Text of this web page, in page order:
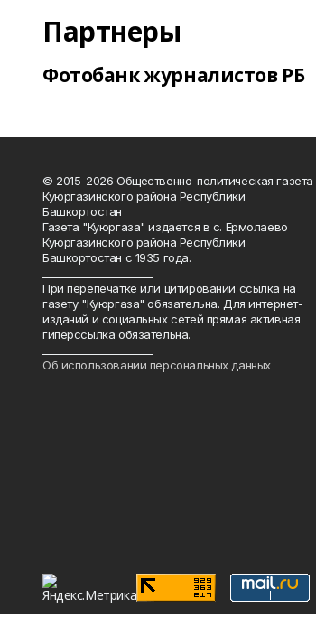
Партнеры
Фотобанк журналистов РБ
© 2015-2026 Общественно-политическая газета
Куюргазинского района Республики
Башкортостан
Газета "Куюргаза" издается в с. Ермолаево
Куюргазинского района Республики
Башкортостан с 1935 года.
При перепечатке или цитировании ссылка на
газету "Куюргаза" обязательна. Для интернет-
изданий и социальных сетей прямая активная
гиперссылка обязательна.
Об использовании персональных данных